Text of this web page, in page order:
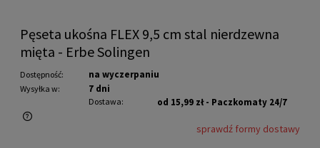
Pęseta ukośna FLEX 9,5 cm stal nierdzewna
mięta - Erbe Solingen
Dostępność: na wyczerpaniu
Wysyłka w: 7 dni
Dostawa: od 15,99 zł - Paczkomaty 24/7
Cena nie zawiera ewentualnych kosztów płatności
sprawdź formy dostawy